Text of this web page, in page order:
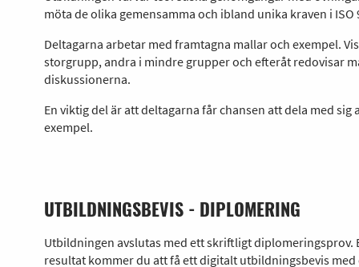
möta de olika gemensamma och ibland unika kraven i ISO
Deltagarna arbetar med framtagna mallar och exempel.
storgrupp, andra i mindre grupper och efteråt redovisar
diskussionerna.
En viktig del är att deltagarna får chansen att dela med sig
exempel.
UTBILDNINGSBEVIS - DIPLOMERING
Utbildningen avslutas med ett skriftligt diplomeringsprov.
resultat kommer du att få ett digitalt utbildningsbevis